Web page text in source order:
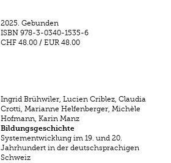
2025. Gebunden
ISBN 978-3-0340-1535-6
CHF 48.00 /EUR 48.00
Ingrid Brühwiler, Lucien Criblez, Claudia
Crotti, Marianne Helfenberger, Michèle
Hofmann, Karin Manz
Bildungsgeschichte
Systementwicklung im 19. und 20.
Jahrhundert in der deutschsprachigen
Schweiz